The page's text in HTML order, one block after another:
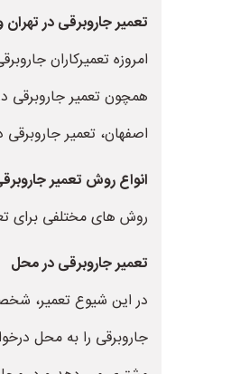
تعمیر جاروبرقی در
امروزه تعمیرکاران
همچون تعمیر جاروبرقی
اصفهان، تعمیر
انواع روش تعمیر
روش های مختلفی برای
تعمیر جاروبرقی در محل
در این شیوع تعمیر،
جاروبرقی را به محل